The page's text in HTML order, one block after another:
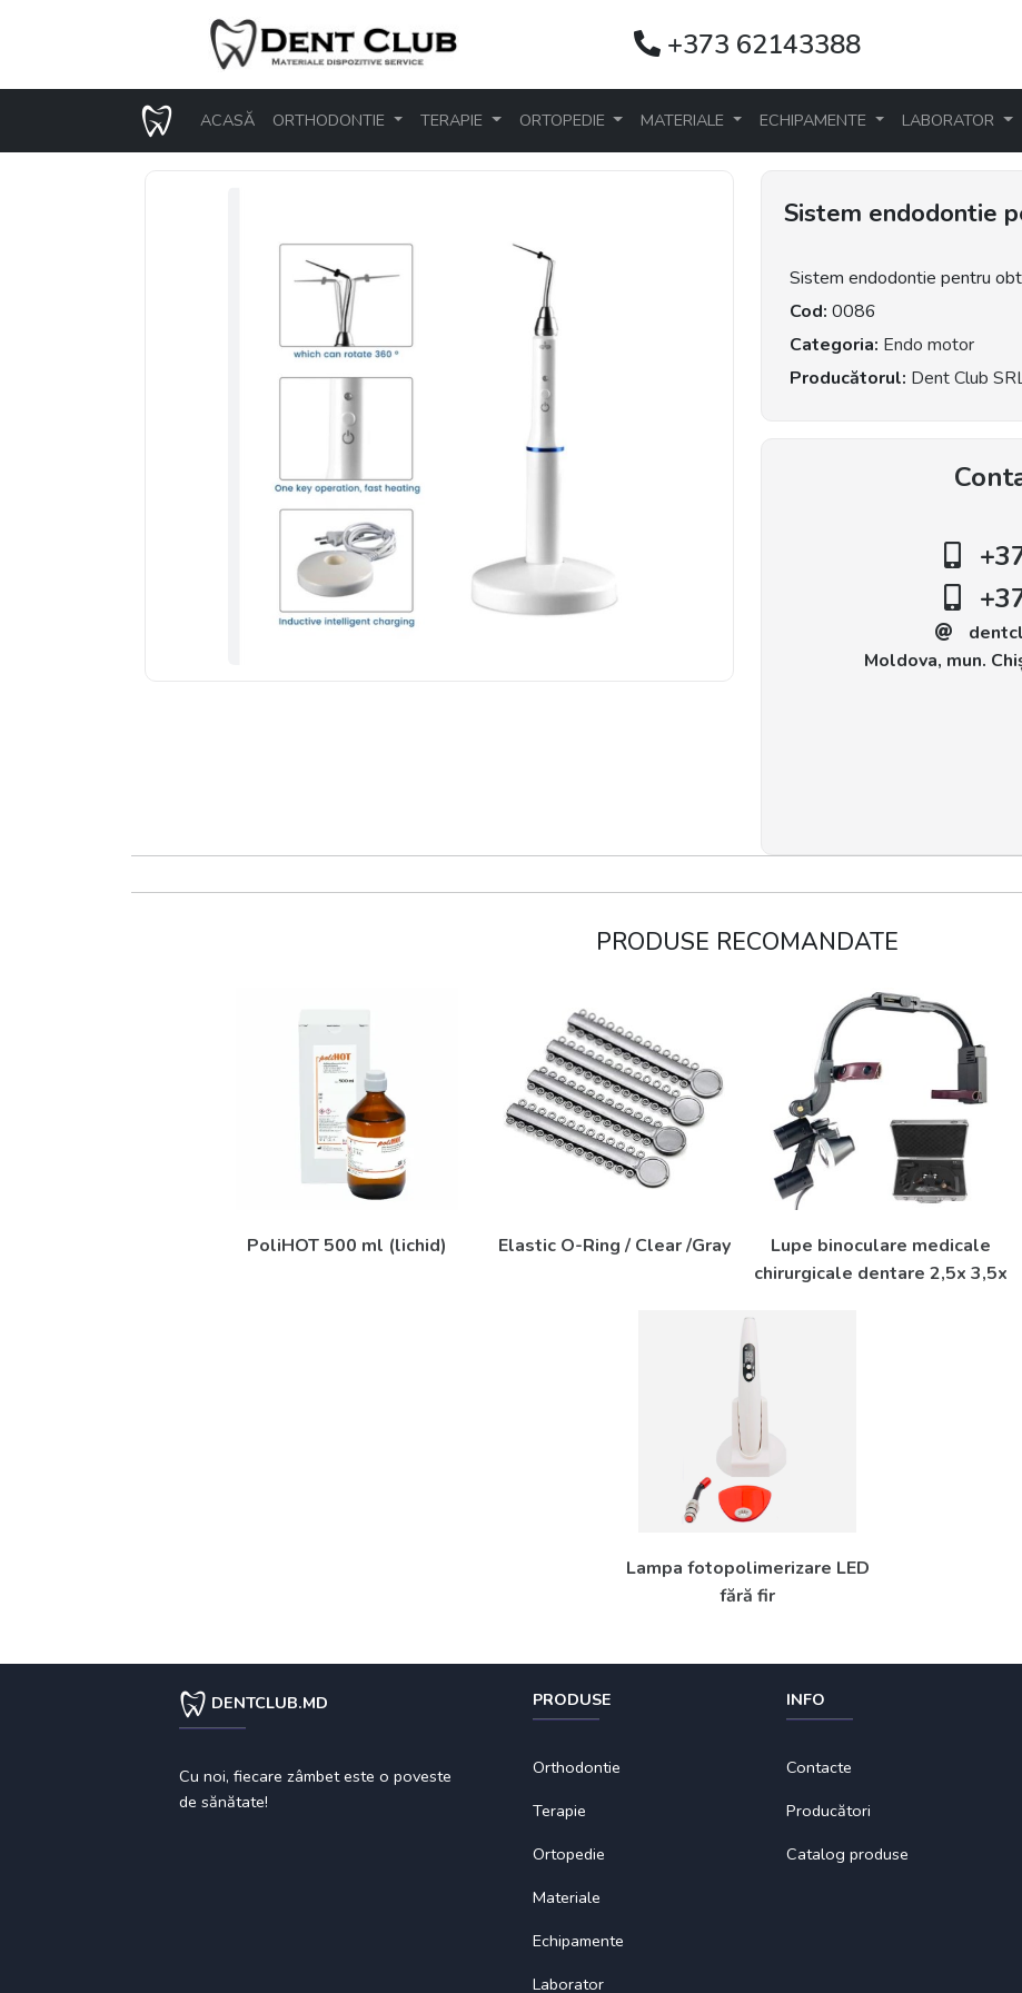
+373 62143388
ACASĂ ORTHODONTIE TERAPIE ORTOPEDIE MATERIALE ECHIPAMENTE LABORATOR
Sistem endodontie
Sistem endodontie pentru
Cod: 0086
Categoria: Endo motor
Producătorul: Dent Club
Moldova, mun.
PRODUSE RECOMANDATE
PoliHOT 500 ml (lichid) Elastic O-Ring / Clear /Gray
Lupe binoculare medicale
chirurgicale dentare 2,5x 3,5x
Lampa fotopolimerizare LED
fără fir
DENTCLUB.MD
Cu noi, fiecare zâmbet este o poveste
de sănătate!
PRODUSE
Orthodontie
Terapie
Ortopedie
Materiale
Echipamente
Laborator
INFO
Contacte
Producători
Catalog produse